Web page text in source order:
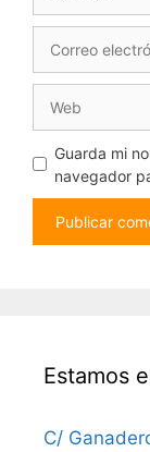
electrónico
Guarda mi
navegador
Estamos
C/